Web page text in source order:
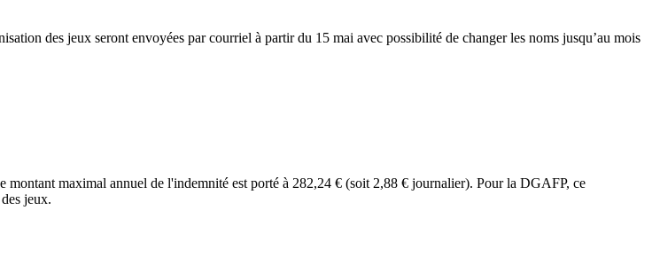
des jeux seront envoyées par courriel à partir du 15 mai avec possibilité de changer les noms jusqu’au mois
maximal annuel de l'indemnité est porté à 282,24 € (soit 2,88 € journalier). Pour la DGAFP, ce
jeux.